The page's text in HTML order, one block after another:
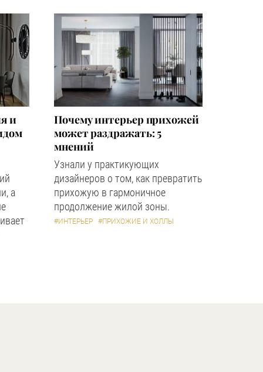
и
а
Почему интерьер прихожей
может раздражать: 5
мнений
Узнали у практикующих
дизайнеров о том, как превратить
прихожую в гармоничное
продолжение жилой зоны.
#ИНТЕРЬЕР #ПРИХОЖИЕ И ХОЛЛЫ